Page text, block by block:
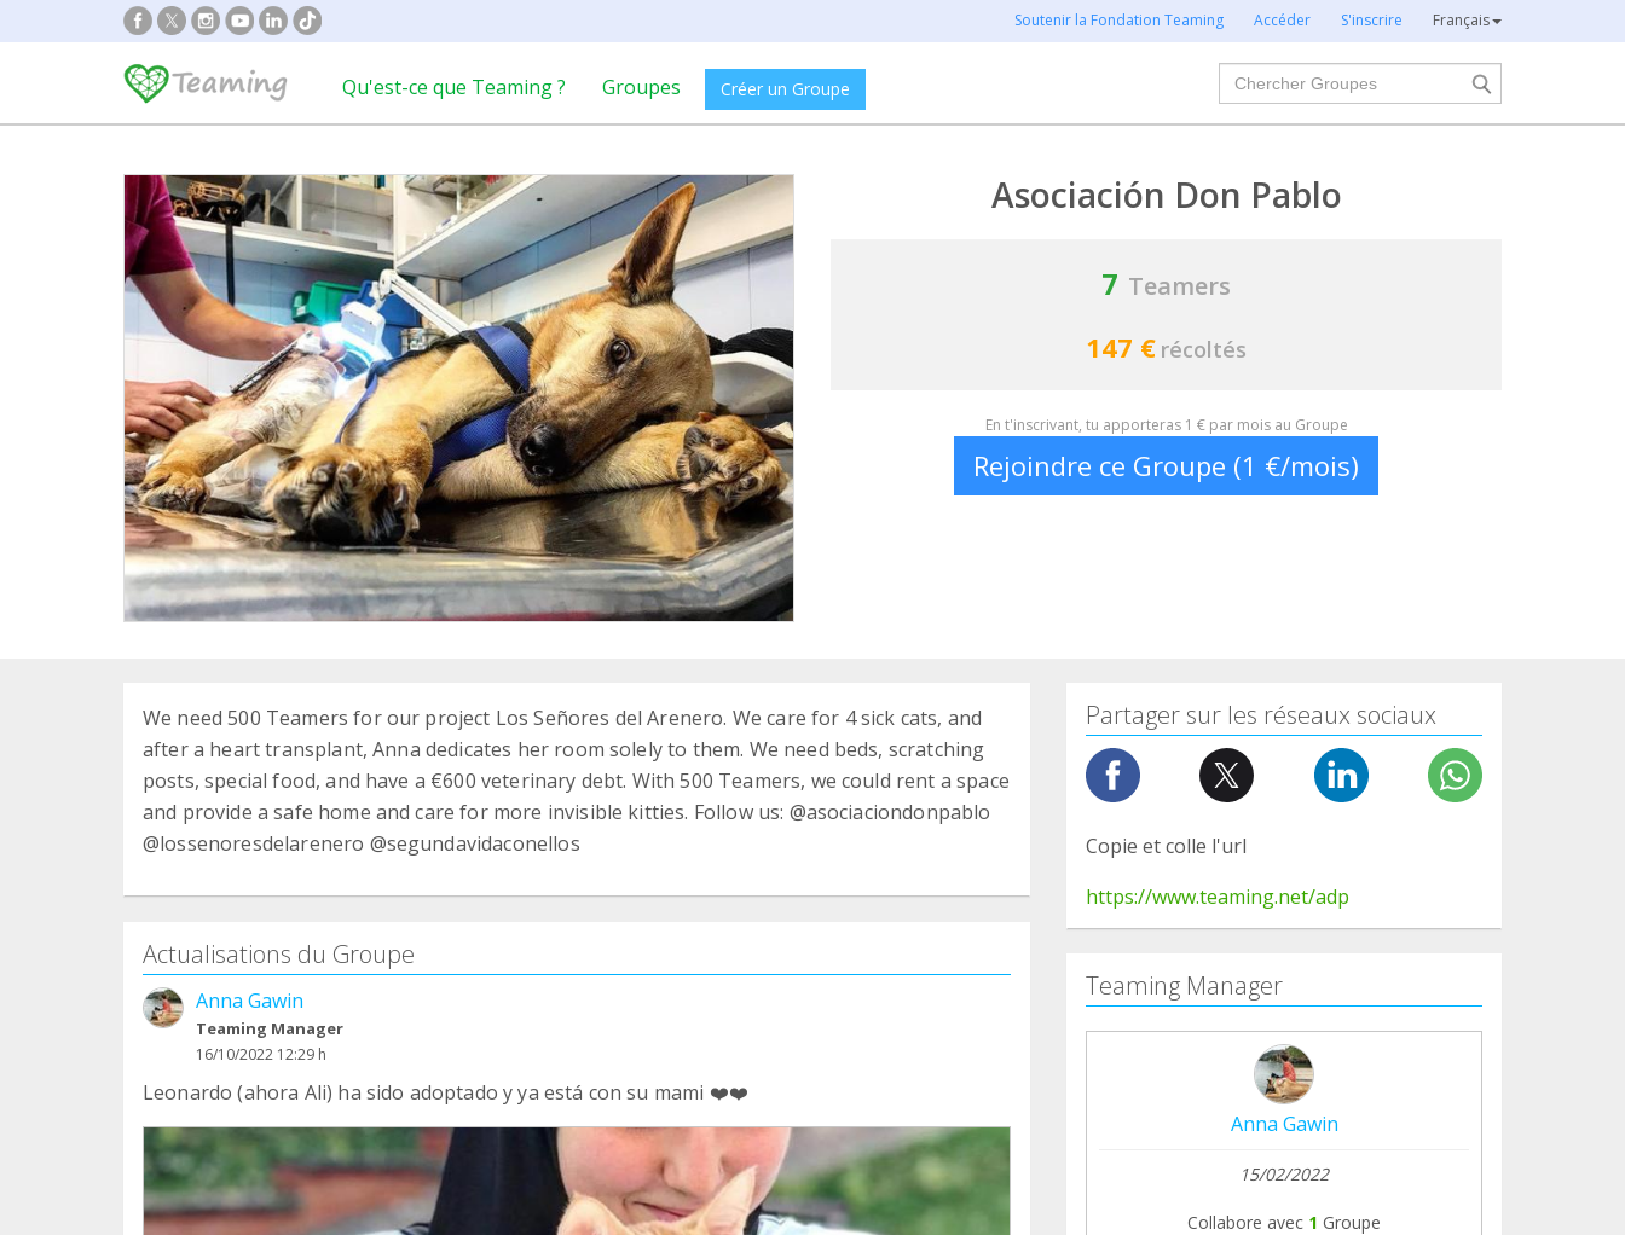
Soutenir la Fondation Teaming Accéder S'inscrire Français
Qu'est-ce que Teaming ? Groupes Créer un Groupe
Chercher
Asociación Don Pablo
7 Teamers
147 € récoltés
En t'inscrivant, tu apporteras 1 € par mois au Groupe
Rejoindre ce Groupe (1 €/mois)
We need 500 Teamers for our project Los Señores del Arenero. We care for 4 sick cats, and
after a heart transplant, Anna dedicates her room solely to them. We need beds, scratching
posts, special food, and have a €600 veterinary debt. With 500 Teamers, we could rent a space
and provide a safe home and care for more invisible kitties. Follow us: @asociaciondonpablo
@lossenoresdelarenero @segundavidaconellos
Actualisations du Groupe
Anna Gawin
Teaming Manager
16/10/2022 12:29 h
Leonardo (ahora Ali) ha sido adoptado y ya está con su mami ❤️❤️
Partager sur les réseaux sociaux
Copie et colle l'url
https://www.teaming.net/adp
Teaming Manager
Anna Gawin
15/02/2022
Collabore avec 1 Groupe